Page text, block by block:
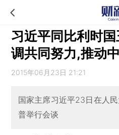
习近平同比利时
调共同努力,推动
2015年06月23日 21:21
国家主席习近平23日在人
普举行会谈